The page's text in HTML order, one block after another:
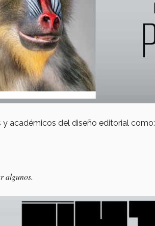
académicos del diseño editorial como:
algunos.